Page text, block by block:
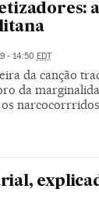
- 14:50 EDT
da canção
da
narcocorrridos